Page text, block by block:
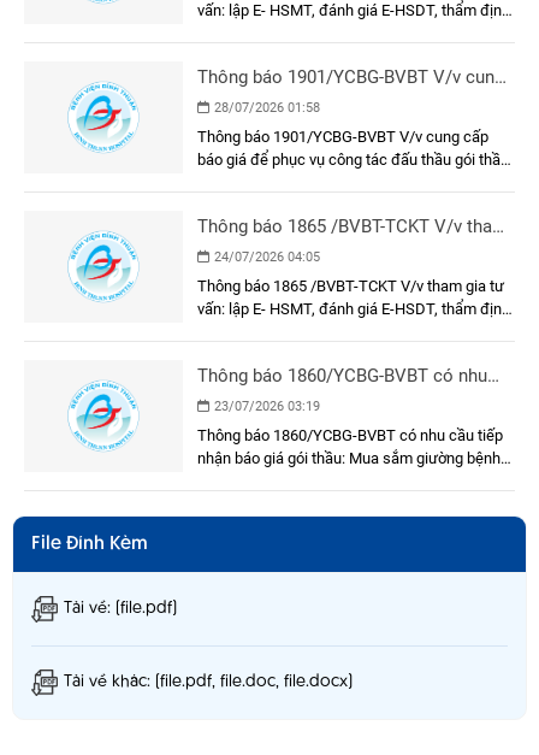
vấn: lập E- HSMT, đánh giá E-HSDT, thẩm định
Thông báo 1901/YCBG-BVBT V/v cung
cấp báo giá để phục vụ công tác đấu
thầu gói thầu: Sơn, sửa mặt trước, hành
lang, cầu nối và phòng chờ bệnh khu xạ
28/07/2026 01:58
Thông báo 1901/YCBG-BVBT V/v cung cấp
báo giá để phục vụ công tác đấu thầu gói thầu:
bướu
Thông báo 1865 /BVBT-TCKT V/v tham
gia tư vấn: lập E- HSMT, đánh giá E-
HSDT, thẩm định E-HSMT và kết quả
lựa chọn nhà thầu
24/07/2026 04:05
Thông báo 1865 /BVBT-TCKT V/v tham gia tư
vấn: lập E- HSMT, đánh giá E-HSDT, thẩm định
Thông báo 1860/YCBG-BVBT có nhu
cầu tiếp nhận báo giá gói thầu: Mua
sắm giường bệnh nhân cho khoa Nội A
23/07/2026 03:19
Thông báo 1860/YCBG-BVBT có nhu cầu tiếp
nhận báo giá gói thầu: Mua sắm giường bệnh
File Đính Kèm
Tải về: (file.pdf)
Tải về khác: (file.pdf, file.doc, file.docx)